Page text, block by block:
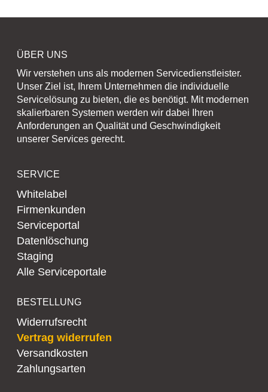
ÜBER UNS
Wir verstehen uns als modernen Servicedienstleister.
Unser Ziel ist, Ihrem Unternehmen die individuelle
Servicelösung zu bieten, die es benötigt. Mit modernen
skalierbaren Systemen werden wir dabei Ihren
Anforderungen an Qualität und Geschwindigkeit
unserer Services gerecht.
SERVICE
Whitelabel
Firmenkunden
Serviceportal
Datenlöschung
Staging
Alle Serviceportale
BESTELLUNG
Widerrufsrecht
Vertrag widerrufen
Versandkosten
Zahlungsarten